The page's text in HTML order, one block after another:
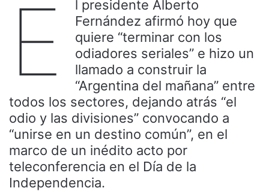
E
l presidente Alberto
Fernández afirmó hoy que
quiere “terminar con los
odiadores seriales” e hizo un
llamado a construir la
“Argentina del mañana” entre
todos los sectores, dejando atrás “el
odio y las divisiones” convocando a
“unirse en un destino común”, en el
marco de un inédito acto por
teleconferencia en el Día de la
Independencia.